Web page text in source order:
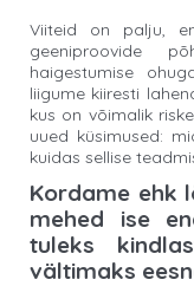
Viiteid on palju,
geeniproovide
haigestumise
liigume kiiresti
kus on võimalik
uued küsimused:
kuidas sellise
Kordame ehk
mehed ise
tuleks
vältimaks